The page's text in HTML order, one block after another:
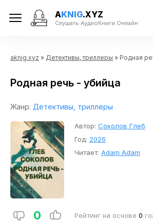
AKNIG.XYZ
Слушать АудиоКниги Онлайн
aknig.xyz » Детективы, триллеры » Родная
Родная речь - убийца
Жанр: Детективы, триллеры
Автор: Соколов Глеб
Год: 2026
Читает: Adam Adam
0 Рейтинг на основе 0